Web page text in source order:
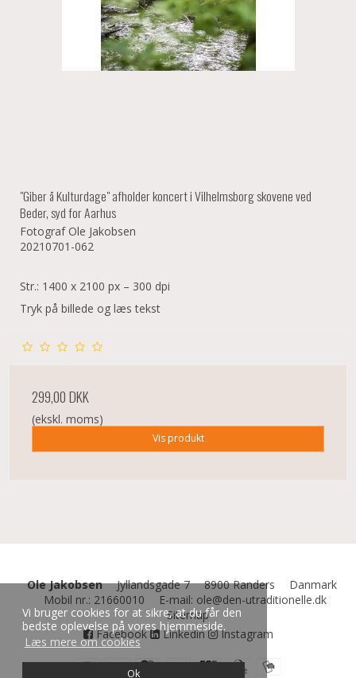
Vi bruger cookies for at sikre, at du får den
bedste oplevelse på vores hjemmeside.
Læs mere om cookies
Ok
"Giber å Kulturdage" afholder koncert i Vilhelmsborg skovene ved
Beder, syd for Aarhus
Fotograf Ole Jakobsen
20210701-062
Str.: 1400 x 2100 px – 300 dpi
Tryk på billede og læs tekst
299,00 DKK
(ekskl. moms)
Vis produkt
Ole Jakobsen Jyllandsgade 7 8900 Randers
Danmark
Mobil nr.: 21660010 E-mail: ole@den-utraditionelle.dk
Sitemap
Facebook
Linkedin Instagram